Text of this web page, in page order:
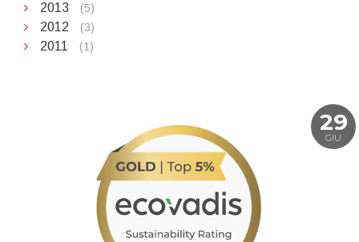
2013 (5)
2012 (3)
2011 (1)
29
GIU